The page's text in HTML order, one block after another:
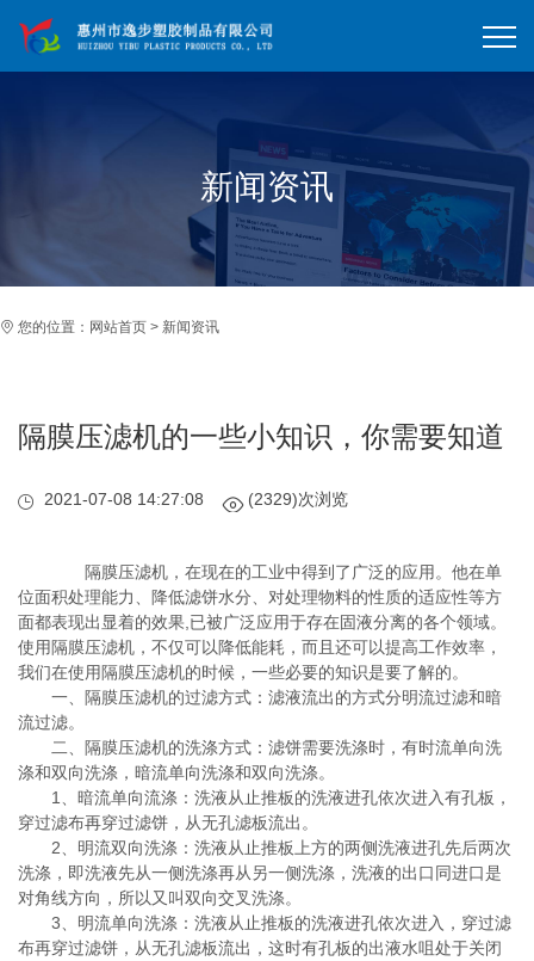
新闻资讯
您的位置： 网站首页 > 新闻资讯
隔膜压滤机的一些小知识，你需要知道
2021-07-08 14:27:08 (2329)次浏览
隔膜压滤机 ，在现在的工业中得到了广泛的应用。他在单
位面积处理能力、降低滤饼水分、对处理物料的性质的适应性等方
面都表现出显着的效果,已被广泛应用于存在固液分离的各个领域。
使用隔膜压滤机，不仅可以降低能耗，而且还可以提高工作效率，
我们在使用隔膜压滤机的时候，一些必要的知识是要了解的。
一、隔膜压滤机的过滤方式：滤液流出的方式分明流过滤和暗
流过滤。
二、隔膜压滤机的洗涤方式：滤饼需要洗涤时，有时流单向洗
涤和双向洗涤，暗流单向洗涤和双向洗涤。
1、暗流单向流涤：洗液从止推板的洗液进孔依次进入有孔板，
穿过滤布再穿过滤饼，从无孔滤板流出。
2、明流双向洗涤：洗液从止推板上方的两侧洗液进孔先后两次
洗涤，即洗液先从一侧洗涤再从另一侧洗涤，洗液的出口同进口是
对角线方向，所以又叫双向交叉洗涤。
3、明流单向洗涤：洗液从止推板的洗液进孔依次进入，穿过滤
布再穿过滤饼，从无孔滤板流出，这时有孔板的出液水咀处于关闭